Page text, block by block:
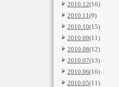
2010.12(16)
2010.11(9)
2010.10(15)
2010.09(11)
2010.08(12)
2010.07(13)
2010.06(16)
2010.05(11)